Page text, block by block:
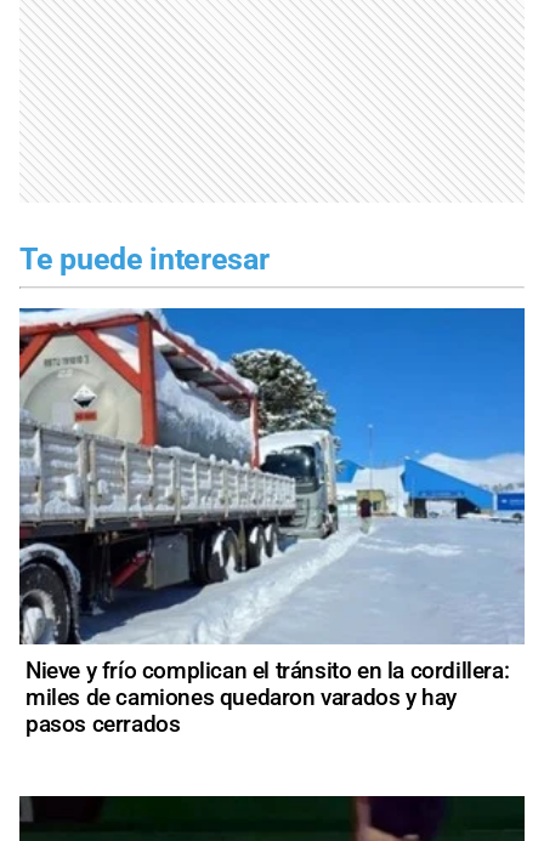
Te puede interesar
Nieve y frío complican el tránsito en la cordillera:
miles de camiones quedaron varados y hay
pasos cerrados